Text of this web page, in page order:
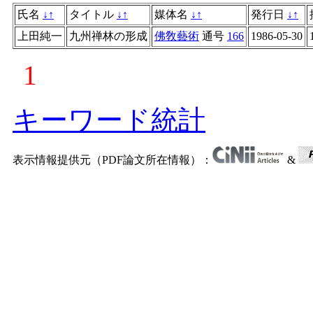
氏名 ↓ ↑ タイトル ↓ ↑ 媒体名 ↓ ↑ 発行日 ↓ ↑
上田純一
九州禅林の形成 佛敎藝術 通号 166 1986-05-30
1
キーワード統計
表示情報提供元（PDF論文所在情報）： &